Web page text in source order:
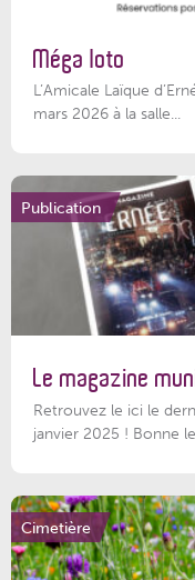
Méga loto
L’Amicale Laïque
mars 2026 à la salle...
Publication
Le magazine
Retrouvez le ici le
janvier 2025 ! Bonne
Cimetière